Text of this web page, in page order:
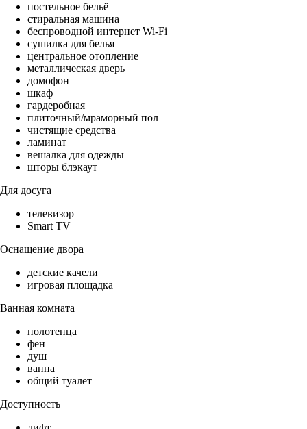
постельное бельё
стиральная машина
беспроводной интернет Wi-Fi
сушилка для белья
центральное отопление
металлическая дверь
домофон
шкаф
гардеробная
плиточный/мраморный пол
чистящие средства
ламинат
вешалка для одежды
шторы блэкаут
Для досуга
телевизор
Smart TV
Оснащение двора
детские качели
игровая площадка
Ванная комната
полотенца
фен
душ
ванна
общий туалет
Доступность